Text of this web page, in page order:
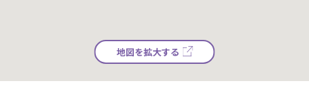
地図を拡大する